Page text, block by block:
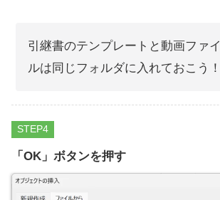
引継書のテンプレートと動画ファイ
ルは同じフォルダに入れておこう！
STEP
「OK」ボタンを押す